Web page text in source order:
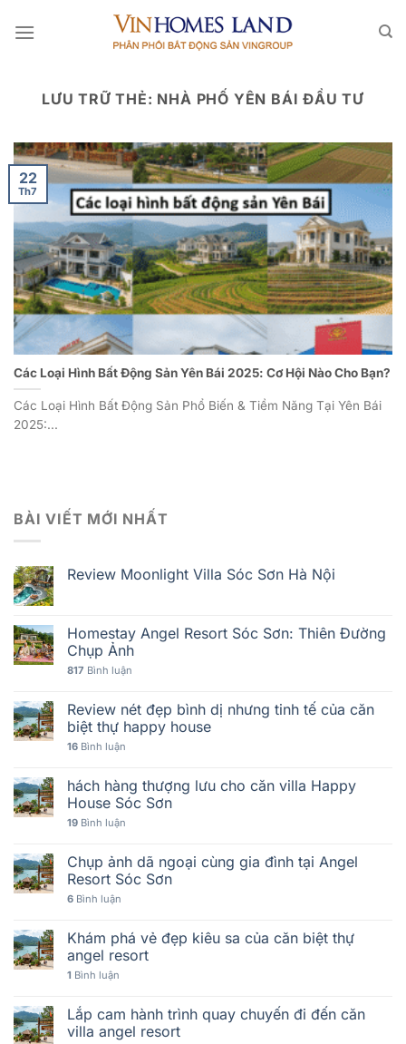
qua
LƯU TRỮ THẺ: NHÀ PHỐ YÊN BÁI ĐẦU TƯ
Các Loại Hình Bất Động Sản Yên Bái 2025: Cơ Hội Nào Cho Bạn?
Các Loại Hình Bất Động Sản Phổ Biến & Tiềm Năng Tại Yên Bái
2025:...
22
Th7
BÀI VIẾT MỚI NHẤT
Review Moonlight Villa Sóc Sơn Hà Nội
Homestay Angel Resort Sóc Sơn: Thiên Đường
Chụp Ảnh
817 Bình luận
Review nét đẹp bình dị nhưng tinh tế của căn
biệt thự happy house
16 Bình luận
hách hàng thượng lưu cho căn villa Happy
House Sóc Sơn
19 Bình luận
Chụp ảnh dã ngoại cùng gia đình tại Angel
Resort Sóc Sơn
6 Bình luận
Khám phá vẻ đẹp kiêu sa của căn biệt thự
angel resort
1 Bình luận
Lắp cam hành trình quay chuyến đi đến căn
villa angel resort